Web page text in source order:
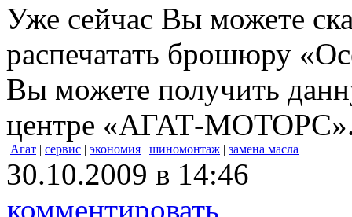
Уже сейчас Вы можете
распечатать брошюру
Вы можете получить
центре «АГАТ-
Агат | сервис | экономия | шиномонтаж | замена масла
30.10.2009 в 14:46
комментировать